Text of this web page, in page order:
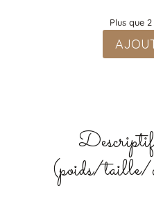
Plus que
poignet,
camel
(poids/taille/